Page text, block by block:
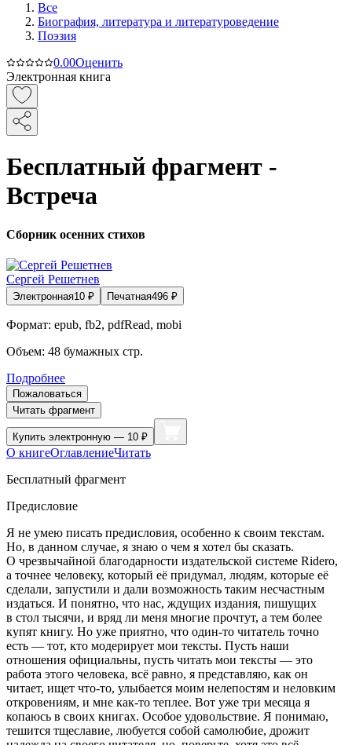
Все
Биография, литература и литературоведение
Поэзия
0.00Оценить
Электронная книга
Бесплатный фрагмент -
Встреча
Сборник осенних стихов
Сергей Решетнев
Электронная10 ₽ Печатная496 ₽
Формат: epub, fb2, pdfRead, mobi
Объем: 48 бумажных стр.
Подробнее
Пожаловаться
Читать фрагмент
Купить электронную — 10 ₽
О книгеОглавлениеЧитать
Бесплатный фрагмент
Предисловие
Я не умею писать предисловия, особенно к своим текстам.
Но, в данном случае, я знаю о чем я хотел бы сказать.
О чрезвычайной благодарности издательской системе Ridero,
а точнее человеку, который её придумал, людям, которые её
сделали, запустили и дали возможность таким несчастным
издаться. И понятно, что нас, ждущих издания, пишущих
в стол тысячи, и вряд ли меня многие прочтут, а тем более
купят книгу. Но уже приятно, что один-то читатель точно
есть — тот, кто модерирует мои тексты. Пусть наши
отношения официальны, пусть читать мои тексты — это
работа этого человека, всё равно, я представляю, как он
читает, ищет что-то, улыбается моим нелепостям и неловким
откровениям, и мне как-то теплее. Вот уже три месяца я
копаюсь в своих книгах. Особое удовольствие. Я понимаю,
тешится тщеславие, любуется собой самолюбие, дрожит